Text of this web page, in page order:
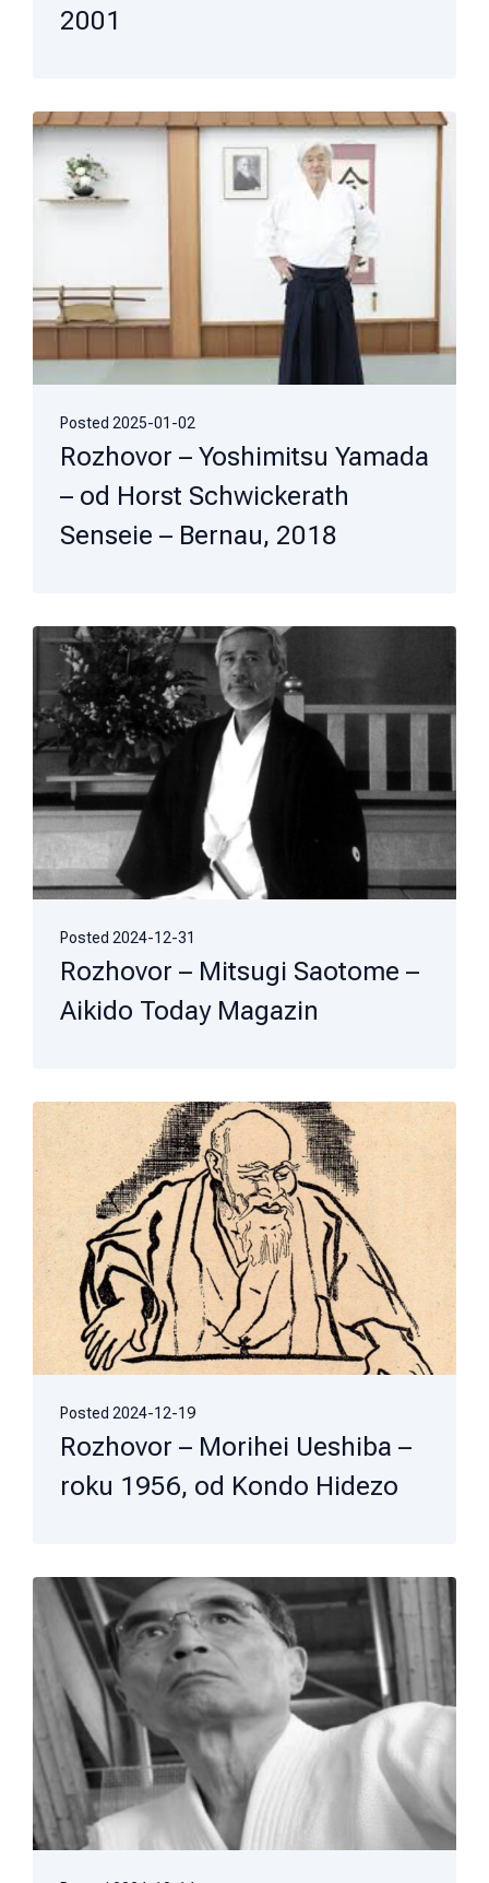
2001
Posted 2025-01-02
Rozhovor – Yoshimitsu Yamada
– od Horst Schwickerath
Senseie – Bernau, 2018
Posted 2024-12-31
Rozhovor – Mitsugi Saotome –
Aikido Today Magazin
Posted 2024-12-19
Rozhovor – Morihei Ueshiba –
roku 1956, od Kondo Hidezo